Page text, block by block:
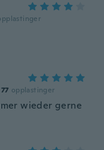
77 opplastinger
wieder gerne